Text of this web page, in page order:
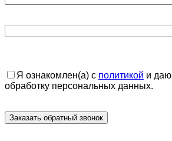
Я ознакомлен(а) с политикой и даю
обработку персональных данных.